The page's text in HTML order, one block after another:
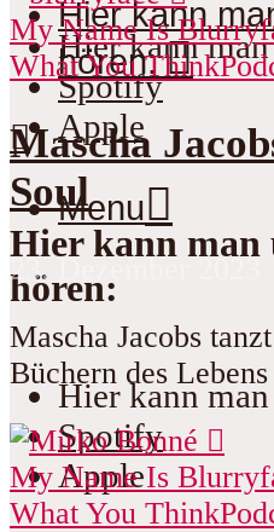
Hier kann
Spotify
Apple
Menu
Hier kann
hören:
Hier kann man
hören:
Hier kann
Spotify
Apple
My Name Is
What You Think
Mascha
Soul
23. Dezember 2023
Mascha Jacobs
Büchern des Lebens
My Name Is
What You Think